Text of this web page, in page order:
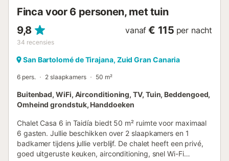
Finca voor 6 personen, met tuin
9,8
34 recensies
vanaf € 115 per nacht
San Bartolomé de Tirajana, Zuid Gran Canaria
6 pers. 2 slaapkamers 50 m²
Buitenbad, WiFi, Airconditioning, TV, Tuin, Beddengoed,
Omheind grondstuk, Handdoeken
Chalet Casa 6 in Taidía biedt 50 m² ruimte voor maximaal
6 gasten. Jullie beschikken over 2 slaapkamers en 1
badkamer tijdens jullie verblijf. De chalet heeft een privé,
goed uitgeruste keuken, airconditioning, snel Wi-Fi